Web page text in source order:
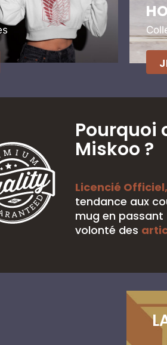
Pourquoi
Miskoo ?
Licencié
tendance aux
mug en
volonté des